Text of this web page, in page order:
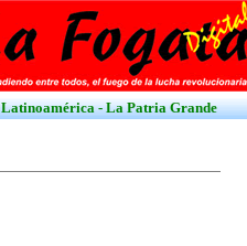
Latinoamérica - La Patria Grande